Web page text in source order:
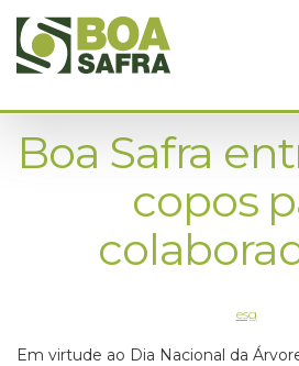
Boa Safra
copos
esg
Em virtude ao Dia Nacional da